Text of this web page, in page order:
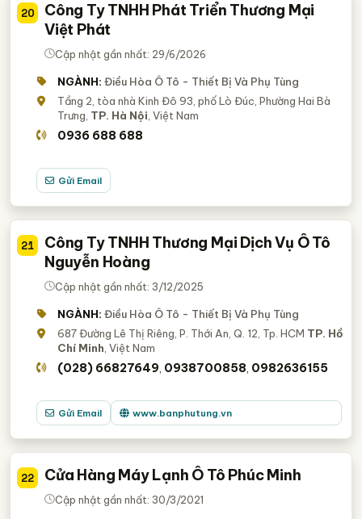
20
Công Ty TNHH Phát Triển Thương Mại
Việt Phát
Cập nhật gần nhất: 29/6/2026
NGÀNH: Điều Hòa Ô Tô - Thiết Bị Và Phụ Tùng
Tầng 2, tòa nhà Kinh Đô 93, phố Lò Đúc, Phường Hai Bà
Trưng, TP. Hà Nội, Việt Nam
0936 688 688
Gửi Email
21
Công Ty TNHH Thương Mại Dịch Vụ Ô Tô
Nguyễn Hoàng
Cập nhật gần nhất: 3/12/2025
NGÀNH: Điều Hòa Ô Tô - Thiết Bị Và Phụ Tùng
687 Đường Lê Thị Riêng, P. Thới An, Q. 12, Tp. HCM TP. Hồ
Chí Minh, Việt Nam
(028) 66827649, 0938700858, 0982636155
Gửi Email www.banphutung.vn
22 Cửa Hàng Máy Lạnh Ô Tô Phúc Minh
Cập nhật gần nhất: 30/3/2021